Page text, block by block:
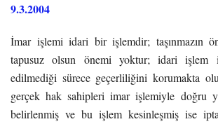
9.3.2004
İmar işlemi idari bir işlemdir; taşınmazın
tapusuz olsun önemi yoktur; idari işlem
edilmediği sürece geçerliliğini korumakta
gerçek hak sahipleri imar işlemiyle doğru
belirlenmiş ve bu işlem kesinleşmiş ise